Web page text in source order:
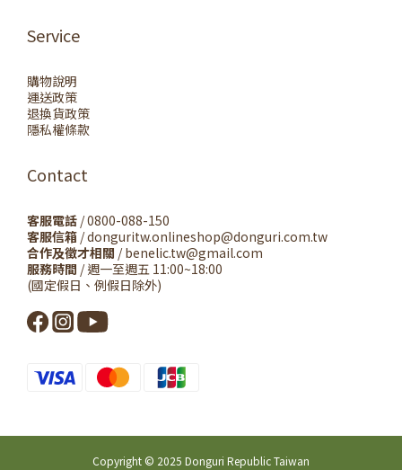
Service
購物說明
運送政策
退換貨政策
隱私權條款
Contact
客服電話 / 0800-088-150
客服信箱 / donguritw.onlineshop@donguri.com.tw
合作及徵才相關 / benelic.tw@gmail.com
服務時間 / 週一至週五 11:00~18:00
(國定假日、例假日除外)
Copyright © 2025 Donguri Republic Taiwan